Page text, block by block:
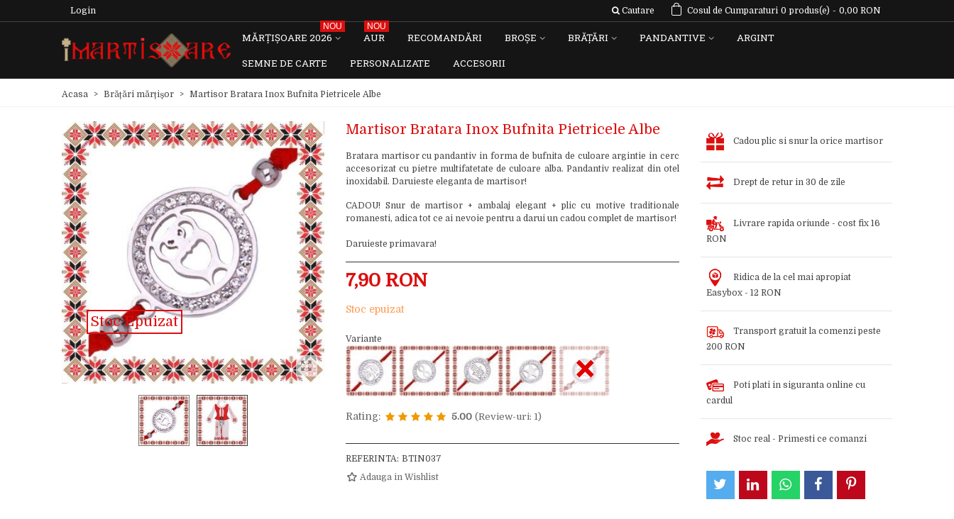
Login Cautare Cosul de Cumparaturi 0 produs(e) - 0,00 RON
MĂRȚIȘOARE 2026
NOU
AUR
NOU
RECOMANDĂRI BROȘE BRĂȚĂRI PANDANTIVE
ARGINT
SEMNE DE CARTE
PERSONALIZATE ACCESORII
Acasa > Brățări mărțișor > Martisor Bratara Inox Bufnita Pietricele Albe
Stoc Epuizat
Martisor Bratara Inox Bufnita Pietricele Albe
Bratara martisor cu pandantiv in forma de bufnita de culoare argintie in cerc
accesorizat cu pietre multifatetate de culoare alba. Pandantiv realizat din otel
inoxidabil. Daruieste eleganta de martisor!
CADOU! Snur de martisor + ambalaj elegant + plic cu motive traditionale
romanesti, adica tot ce ai nevoie pentru a darui un cadou complet de martisor!
Daruieste primavara!
7,90 RON
Stoc epuizat
Variante
×
Rating: 5.00 (Review-uri: 1)
REFERINTA: BTIN037
Adauga in Wishlist
Cadou plic si snur la orice martisor
Drept de retur in 30 de zile
Livrare rapida oriunde - cost fix 16
RON
Ridica de la cel mai apropiat
Easybox - 12 RON
Transport gratuit la comenzi peste
200 RON
Poti plati in siguranta online cu
cardul
Stoc real - Primesti ce comanzi